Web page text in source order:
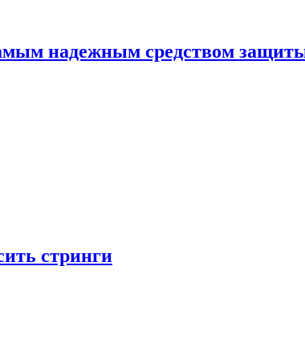
надежным средством
стринги